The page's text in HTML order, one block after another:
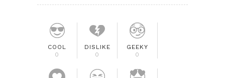
COOL
0
DISLIKE
0
GEEKY
0